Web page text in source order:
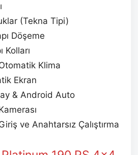
(Tekna Tipi)
Döşeme
Kolları
Klima
Ekran
& Android Auto
ve Anahtarsız Çalıştırma